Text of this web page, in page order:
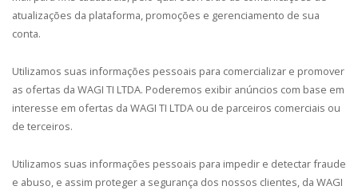
atualizações da plataforma, promoções e gerenciamento de sua
conta.
Utilizamos suas informações pessoais para comercializar e promover
as ofertas da WAGI TI LTDA. Poderemos exibir anúncios com base em
interesse em ofertas da WAGI TI LTDA ou de parceiros comerciais ou
de terceiros.
Utilizamos suas informações pessoais para impedir e detectar fraude
e abuso, e assim proteger a segurança dos nossos clientes, da WAGI